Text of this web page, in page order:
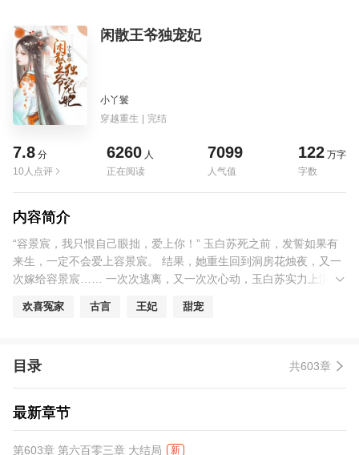
闲散王爷独宠妃
小丫鬟
穿越重生 | 完结
7.8 分
10人点评
6260 人
正在阅读
7099
人气值
122 万字
字数
内容简介
“容景宸，我只恨自己眼拙，爱上你！” 玉白苏死之前，发誓如果有
来生，一定不会爱上容景宸。 结果，她重生回到洞房花烛夜，又一
次嫁给容景宸…… 一次次逃离，又一次次心动，玉白苏实力上演什
一生一世一双人，娶了玉白苏，他便一护到底!
欢喜冤家 古言 王妃 甜宠
目录 共603章
最新章节
第603章 第六百零三章 大结局 新